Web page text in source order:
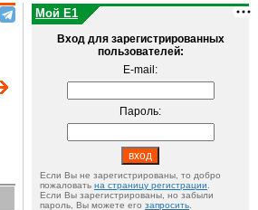
Мой E1
Вход для зарегистрированных
пользователей:
E-mail:
Пароль:
Если Вы не зарегистрированы, то добро
пожаловать на страницу регистрации
Если Вы зарегистрированы, но забыли
пароль, Вы можете его запросить